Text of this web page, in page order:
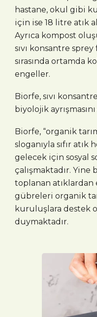
hastane, okul gibi
için ise 18 litre atık
Ayrıca kompost
sıvı konsantre
sırasında ortamda
engeller.
Biorfe, sıvı
biyolojik
Biorfe, “organik
sloganıyla sıfır
gelecek için sosyal
çalışmaktadır.
toplanan
gübreleri organik
kuruluşlara destek
duymaktadır.